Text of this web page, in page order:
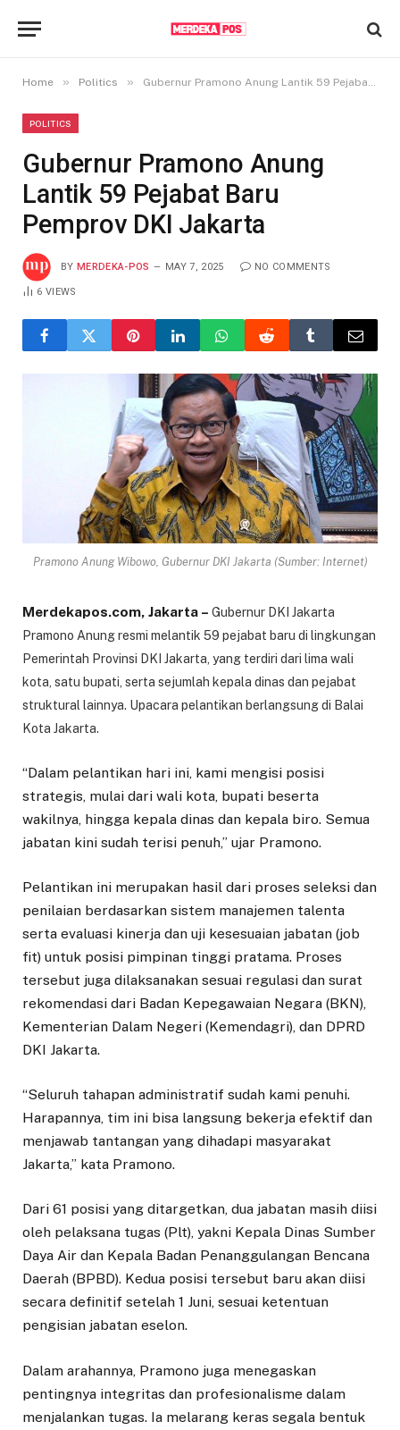
Home » Politics » Gubernur Pramono Anung Lantik 59 Pejabat Baru Pemprov DKI Jakarta
POLITICS
Gubernur Pramono Anung
Lantik 59 Pejabat Baru
Pemprov DKI Jakarta
BY MERDEKA-POS MAY 7, 2025 NO COMMENTS
6VIEWS
Pramono Anung Wibowo, Gubernur DKI Jakarta (Sumber: Internet)
Merdekapos.com, Jakarta – Gubernur DKI Jakarta
Pramono Anung resmi melantik 59 pejabat baru di lingkungan
Pemerintah Provinsi DKI Jakarta, yang terdiri dari lima wali
kota, satu bupati, serta sejumlah kepala dinas dan pejabat
struktural lainnya. Upacara pelantikan berlangsung di Balai
Kota Jakarta.
“Dalam pelantikan hari ini, kami mengisi posisi
strategis, mulai dari wali kota, bupati beserta
wakilnya, hingga kepala dinas dan kepala biro. Semua
jabatan kini sudah terisi penuh,” ujar Pramono.
Pelantikan ini merupakan hasil dari proses seleksi dan
penilaian berdasarkan sistem manajemen talenta
serta evaluasi kinerja dan uji kesesuaian jabatan (job
fit) untuk posisi pimpinan tinggi pratama. Proses
tersebut juga dilaksanakan sesuai regulasi dan surat
rekomendasi dari Badan Kepegawaian Negara (BKN),
Kementerian Dalam Negeri (Kemendagri), dan DPRD
DKI Jakarta.
“Seluruh tahapan administratif sudah kami penuhi.
Harapannya, tim ini bisa langsung bekerja efektif dan
menjawab tantangan yang dihadapi masyarakat
Jakarta,” kata Pramono.
Dari 61 posisi yang ditargetkan, dua jabatan masih diisi
oleh pelaksana tugas (Plt), yakni Kepala Dinas Sumber
Daya Air dan Kepala Badan Penanggulangan Bencana
Daerah (BPBD). Kedua posisi tersebut baru akan diisi
secara definitif setelah 1 Juni, sesuai ketentuan
pengisian jabatan eselon.
Dalam arahannya, Pramono juga menegaskan
pentingnya integritas dan profesionalisme dalam
menjalankan tugas. Ia melarang keras segala bentuk